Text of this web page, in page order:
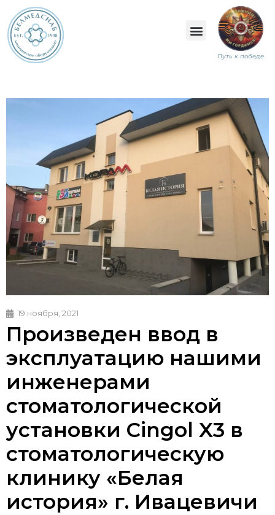
Путь к победе
19 ноября, 2021
Произведен ввод в
эксплуатацию нашими
инженерами
стоматологической
установки Cingol X3 в
стоматологическую
клинику «Белая
история» г. Ивацевичи